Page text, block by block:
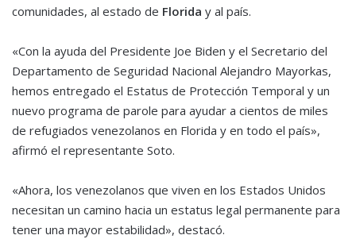
comunidades, al estado de Florida y al país.
«Con la ayuda del Presidente Joe Biden y el Secretario del
Departamento de Seguridad Nacional Alejandro Mayorkas,
hemos entregado el Estatus de Protección Temporal y un
nuevo programa de parole para ayudar a cientos de miles
de refugiados venezolanos en Florida y en todo el país»,
afirmó el representante Soto.
«Ahora, los venezolanos que viven en los Estados Unidos
necesitan un camino hacia un estatus legal permanente para
tener una mayor estabilidad», destacó.